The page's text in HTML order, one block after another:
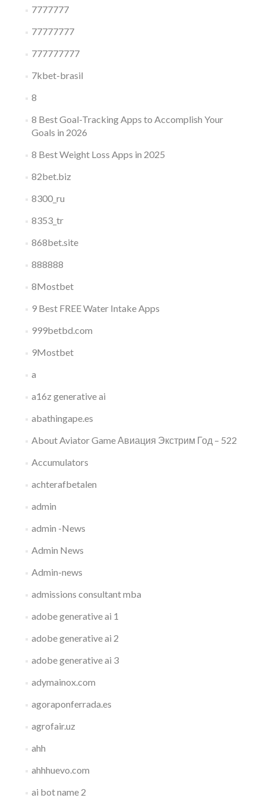
7777777
77777777
777777777
7kbet-brasil
8
8 Best Goal-Tracking Apps to Accomplish Your
Goals in 2026
8 Best Weight Loss Apps in 2025
82bet.biz
8300_ru
8353_tr
868bet.site
888888
8Mostbet
9 Best FREE Water Intake Apps
999betbd.com
9Mostbet
a
a16z generative ai
abathingape.es
About Aviator Game Авиация Экстрим Год – 522
Accumulators
achterafbetalen
admin
admin -News
Admin News
Admin-news
admissions consultant mba
adobe generative ai 1
adobe generative ai 2
adobe generative ai 3
adymainox.com
agoraponferrada.es
agrofair.uz
ahh
ahhhuevo.com
ai bot name 2